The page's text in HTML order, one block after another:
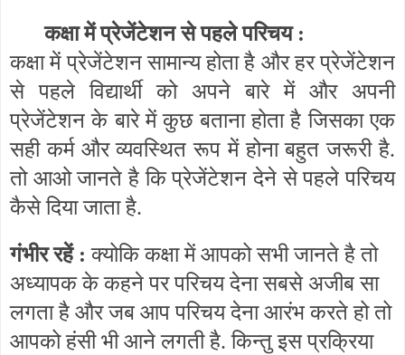
कक्षा में प्रेजेंटेशन से पहले परिचय:
कक्षा में प्रेजेंटेशन सामान्य होता है और हर प्रेजेंटेशन
से पहले विद्यार्थी को अपने बारे में और अपनी
प्रेजेंटेशन के बारे में कुछ बताना होता है जिसका एक
सही कर्म और व्यवस्थित रूप में होना बहुत जरूरी है.
तो आओ जानते है कि प्रेजेंटेशन देने से पहले परिचय
कैसे दिया जाता है.
गंभीर रहें :क्योकि कक्षा में आपको सभी जानते है तो
अध्यापक के कहने पर परिचय देना सबसे अजीब सा
लगता है और जब आप परिचय देना आरंभ करते हो तो
आपको हंसी भी आने लगती है. किन्तु इस प्रक्रिया